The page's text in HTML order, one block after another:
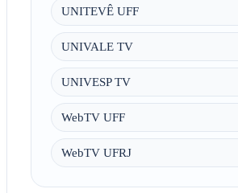
UNITEVÊ UFF
UNIVALE TV
UNIVESP TV
WebTV UFF
WebTV UFRJ